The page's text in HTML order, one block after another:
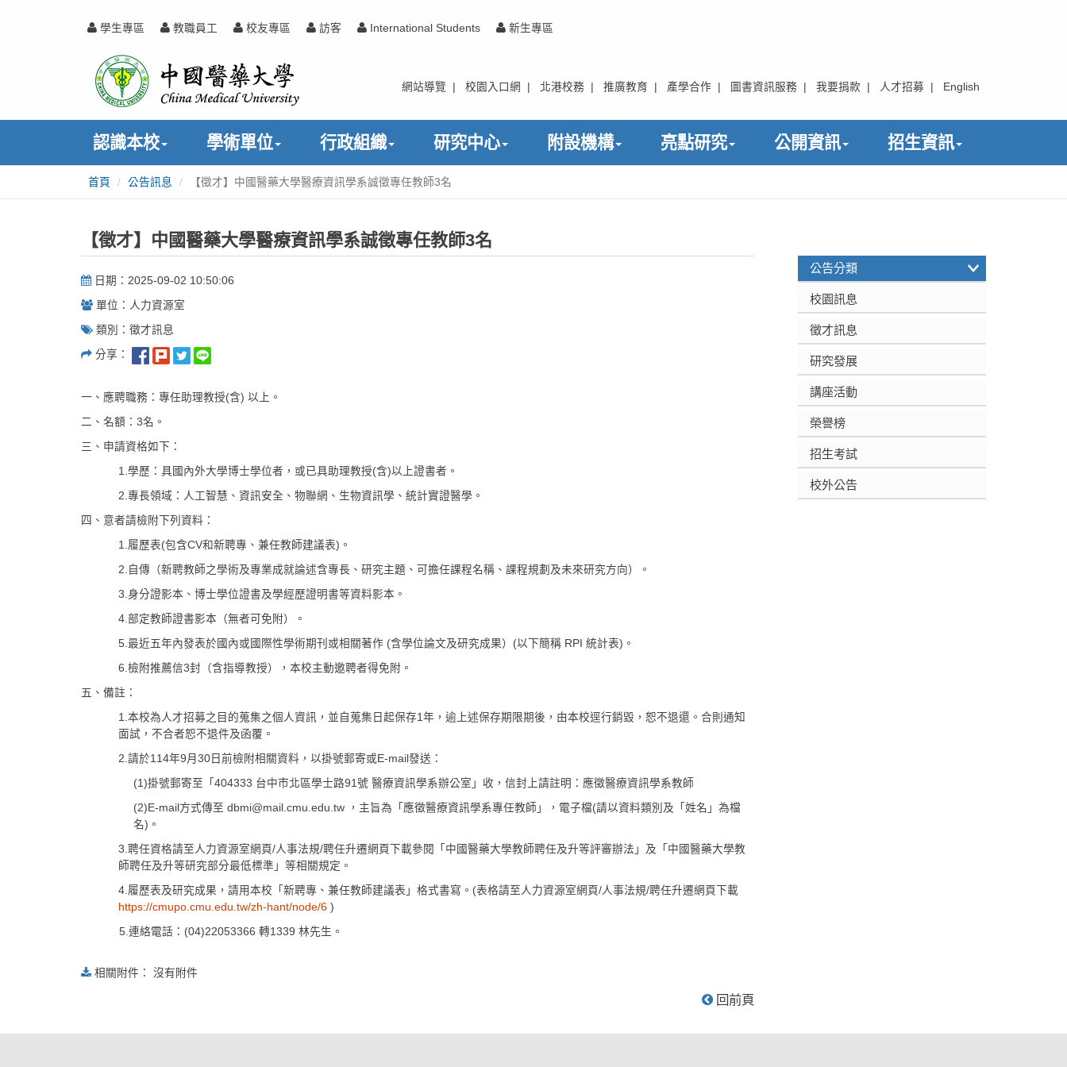
學生專區 教職員工 校友專區 訪客 International Students 新生專區
中
國
醫
藥
大
學
網站導覽 校園入口網 北港校務 推廣教育 產學合作 圖書資訊服務 我要捐款 人才招募 English
認識本校 學術單位 行政組織 研究中心 附設機構 亮點研究 公開資訊 招生資訊
首頁 公告訊息 【徵才】中國醫藥大學醫療資訊學系誠徵專任教師3名
【徵才】中國醫藥大學醫療資訊學系誠徵專任教師3名
日期：2025-09-02 10:50:06
單位：人力資源室
類別：徵才訊息
分享：
一、應聘職務：專任助理教授(含) 以上。
二、名額：3名。
三、申請資格如下：
1.學歷：具國內外大學博士學位者，或已具助理教授(含)以上證書者。
2.專長領域：人工智慧、資訊安全、物聯網、生物資訊學、統計實證醫學。
四、意者請檢附下列資料：
1.履歷表(包含CV和新聘專、兼任教師建議表)。
2.自傳（新聘教師之學術及專業成就論述含專長、研究主題、可擔任課程名稱、課程規劃及未來研究方向）。
3.身分證影本、博士學位證書及學經歷證明書等資料影本。
4.部定教師證書影本（無者可免附）。
5.最近五年內發表於國內或國際性學術期刊或相關著作 (含學位論文及研究成果）(以下簡稱 RPI 統計表)。
6.檢附推薦信3封（含指導教授），本校主動邀聘者得免附。
五、備註：
1.本校為人才招募之目的蒐集之個人資訊，並自蒐集日起保存1年，逾上述保存期限期後，由本校逕行銷毀，恕不退還。合則通知
面試，不合者恕不退件及函覆。
2.請於114年9月30日前檢附相關資料，以掛號郵寄或E-mail發送：
(1)掛號郵寄至「404333 台中市北區學士路91號 醫療資訊學系辦公室」收，信封上請註明：應徵醫療資訊學系教師
(2)E-mail方式傳至 dbmi@mail.cmu.edu.tw ，主旨為「應徵醫療資訊學系專任教師」，電子檔(請以資料類別及「姓名」為檔
名)。
3.聘任資格請至人力資源室網頁/人事法規/聘任升遷網頁下載參閱「中國醫藥大學教師聘任及升等評審辦法」及「中國醫藥大學教
師聘任及升等研究部分最低標準」等相關規定。
4.履歷表及研究成果，請用本校「新聘專、兼任教師建議表」格式書寫。(表格請至人力資源室網頁/人事法規/聘任升遷網頁下載
https://cmupo.cmu.edu.tw/zh-hant/node/6 )
5.連絡電話：(04)22053366 轉1339 林先生。
相關附件： 沒有附件
回前頁
公告分類
校園訊息
徵才訊息
研究發展
講座活動
榮譽榜
招生考試
校外公告